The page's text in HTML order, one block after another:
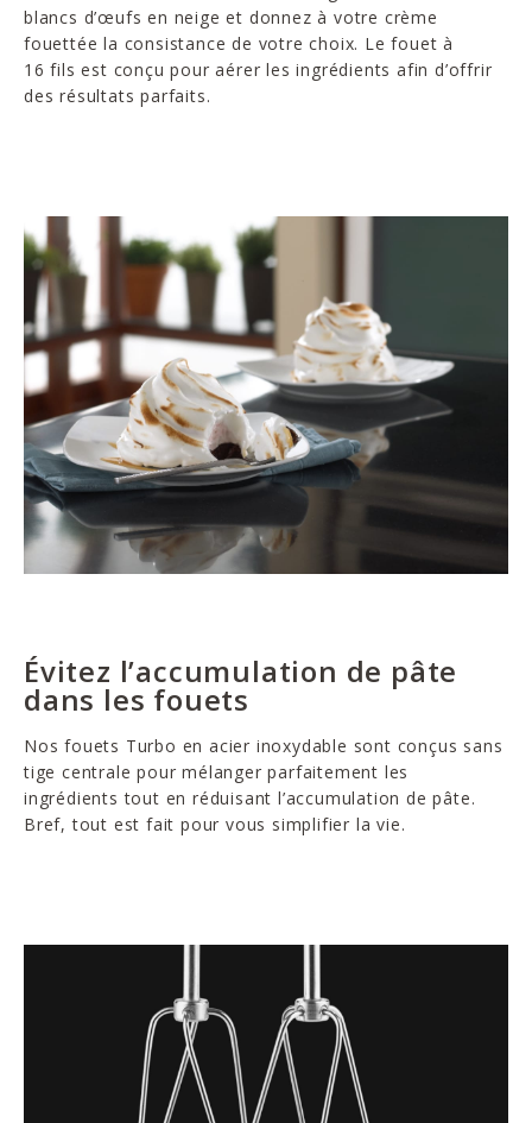
blancs d’œufs en neige et donnez à votre crème
fouettée la consistance de votre choix. Le fouet à
16 fils est conçu pour aérer les ingrédients afin d’offrir
des résultats parfaits.
Évitez l’accumulation de pâte
dans les fouets
Nos fouets Turbo en acier inoxydable sont conçus sans
tige centrale pour mélanger parfaitement les
ingrédients tout en réduisant l’accumulation de pâte.
Bref, tout est fait pour vous simplifier la vie.